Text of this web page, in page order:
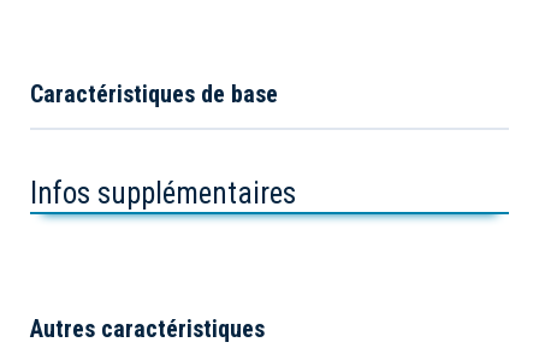
Caractéristiques de base
Infos supplémentaires
Autres caractéristiques